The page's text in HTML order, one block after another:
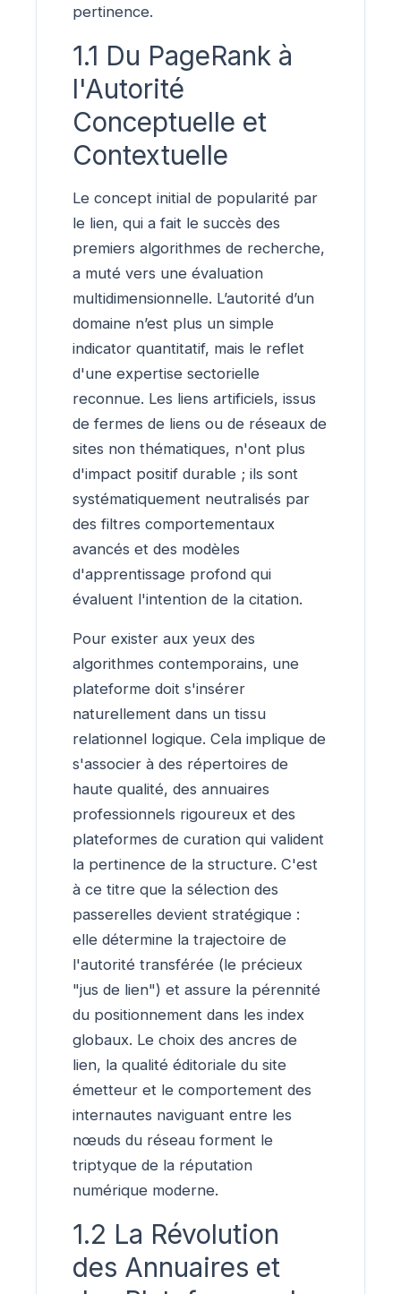
pertinence.
1.1 Du PageRank à
l'Autorité
Conceptuelle et
Contextuelle
Le concept initial de popularité par
le lien, qui a fait le succès des
premiers algorithmes de recherche,
a muté vers une évaluation
multidimensionnelle. L’autorité d’un
domaine n’est plus un simple
indicator quantitatif, mais le reflet
d'une expertise sectorielle
reconnue. Les liens artificiels, issus
de fermes de liens ou de réseaux de
sites non thématiques, n'ont plus
d'impact positif durable ; ils sont
systématiquement neutralisés par
des filtres comportementaux
avancés et des modèles
d'apprentissage profond qui
évaluent l'intention de la citation.
Pour exister aux yeux des
algorithmes contemporains, une
plateforme doit s'insérer
naturellement dans un tissu
relationnel logique. Cela implique de
s'associer à des répertoires de
haute qualité, des annuaires
professionnels rigoureux et des
plateformes de curation qui valident
la pertinence de la structure. C'est
à ce titre que la sélection des
passerelles devient stratégique :
elle détermine la trajectoire de
l'autorité transférée (le précieux
"jus de lien") et assure la pérennité
du positionnement dans les index
globaux. Le choix des ancres de
lien, la qualité éditoriale du site
émetteur et le comportement des
internautes naviguant entre les
nœuds du réseau forment le
triptyque de la réputation
numérique moderne.
1.2 La Révolution
des Annuaires et